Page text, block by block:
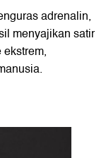
adrenalin,
menyajikan satir